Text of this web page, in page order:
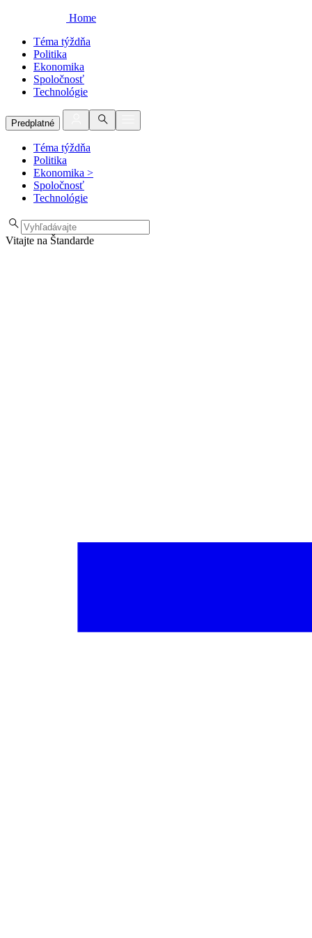
Home
Téma týždňa
Politika
Ekonomika
Spoločnosť
Technológie
Predplatné
Téma týždňa
Politika
Ekonomika >
Spoločnosť
Technológie
Vitajte na Štandarde